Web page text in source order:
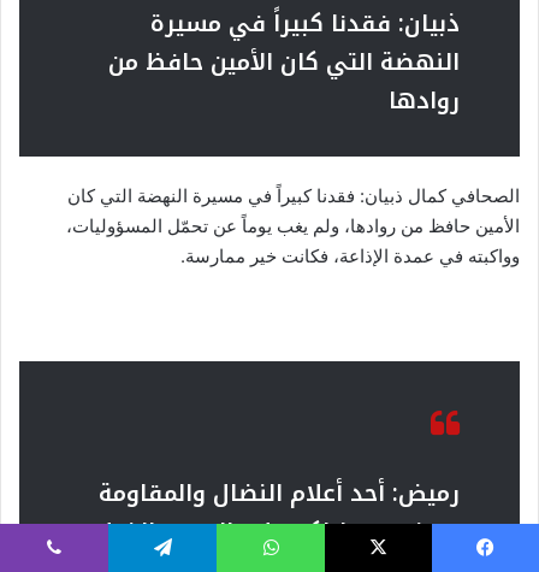
ذبيان: فقدنا كبيراً في مسيرة
النهضة التي كان الأمين حافظ من
روادها
الصحافي كمال ذبيان: فقدنا كبيراً في مسيرة النهضة التي كان
الأمين حافظ من روادها، ولم يغب يوماً عن تحمّل المسؤوليات،
وواكبته في عمدة الإذاعة، فكانت خير ممارسة.
رميض: أحد أعلام النضال والمقاومة
وسنبقى وإياكم على الدرب والخط